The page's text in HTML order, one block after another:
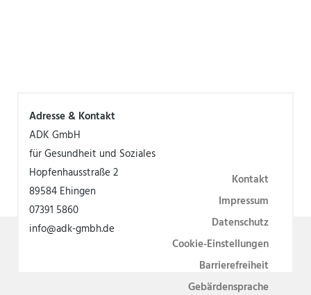
Adresse & Kontakt
ADK GmbH
für Gesundheit und Soziales
Hopfenhausstraße 2
89584 Ehingen
07391 5860
info@adk-gmbh.de
Kontakt
Impressum
Datenschutz
Cookie-Einstellungen
Barrierefreiheit
Gebärdensprache